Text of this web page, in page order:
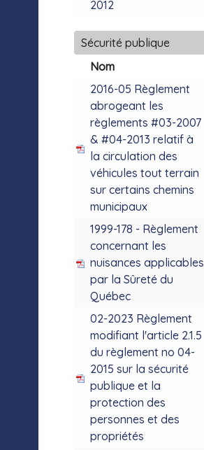
2012
Sécurité publique
Nom
2016-05 Règlement
abrogeant les
règlements #03-2007
& #04-2013 relatif à
la circulation des
véhicules tout terrain
sur certains chemins
municipaux
1999-178 - Règlement
concernant les
nuisances applicables
par la Sûreté du
Québec
02-2023 Règlement
modifiant l'article 2.1.5
du règlement no 04-
2015 sur la sécurité
publique et la
protection des
personnes et des
propriétés